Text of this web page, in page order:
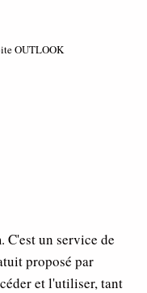
OUTLOOK
un service de
proposé par
et l'utiliser, tant